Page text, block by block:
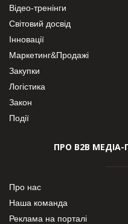
Відео-тренінги
Світовий досвід
Інновації
Маркетинг&Продажі
Закупки
Логістика
Закон
Події
ПРО В2В МЕДІА-
Про нас
Наша команда
Реклама на порталі